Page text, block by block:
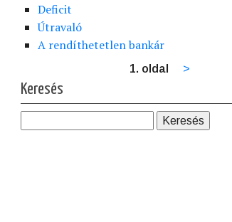
Deficit
Útravaló
A rendíthetetlen bankár
1. oldal
Következő
>
Keresés